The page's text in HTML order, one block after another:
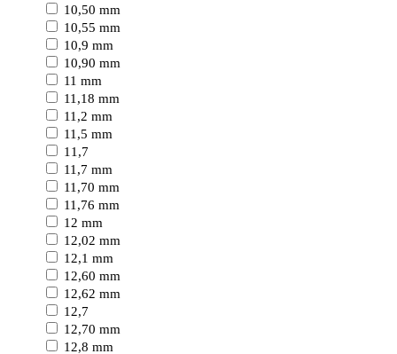
10,50 mm
10,55 mm
10,9 mm
10,90 mm
11 mm
11,18 mm
11,2 mm
11,5 mm
11,7
11,7 mm
11,70 mm
11,76 mm
12 mm
12,02 mm
12,1 mm
12,60 mm
12,62 mm
12,7
12,70 mm
12,8 mm